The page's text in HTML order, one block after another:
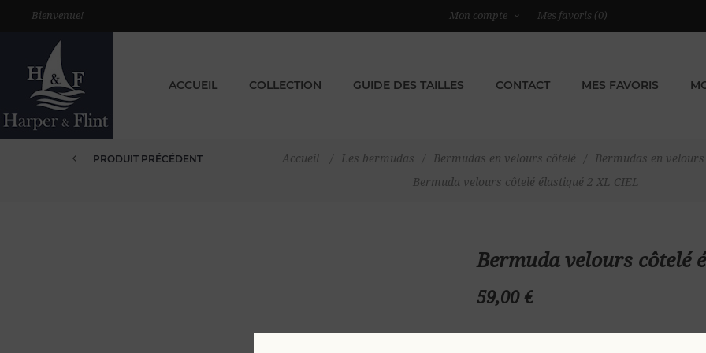
Bienvenue! Mon compte Mes favoris (0)
ACCUEIL COLLECTION GUIDE DES TAILLES CONTACT MES FAVORIS
Accueil / Les bermudas / Bermudas en velours côtelé / Bermudas en
Bermuda velours côtelé élastiqué 2 XL CIEL
PRODUIT PRÉCÉDENT
Bermuda velours côtelé
59,00 €